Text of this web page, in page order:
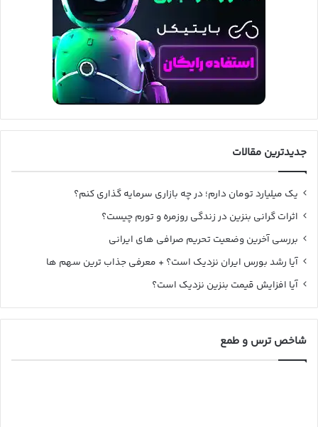
جدیدترین مقالات
یک میلیارد تومان دارم؛ در چه بازاری سرمایه گذاری کنم؟
اثرات گرانی بنزین در زندگی روزمره و تورم چیست؟
بررسی آخرین وضعیت تحریم صرافی های ایرانی
آیا رشد بورس ایران نزدیک است؟ + معرفی جذاب ترین سهم ها
آیا افزایش قیمت بنزین نزدیک است؟
شاخص ترس و طمع